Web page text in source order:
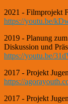
2021 - Filmprojekt
https://youtu.be/
2019 - Planung
Diskussion und
https://youtu.be/
2017 - Projekt
https://
2017 - Projekt